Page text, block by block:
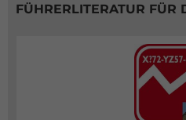
FÜHRERLITERATUR FÜR